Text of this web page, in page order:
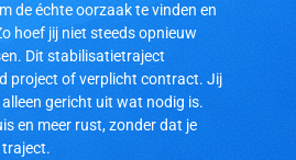
de échte oorzaak te vinden en
hoef jij niet steeds opnieuw
Dit stabilisatietraject
project of verplicht contract. Jij
gericht uit wat nodig is.
en meer rust, zonder dat je